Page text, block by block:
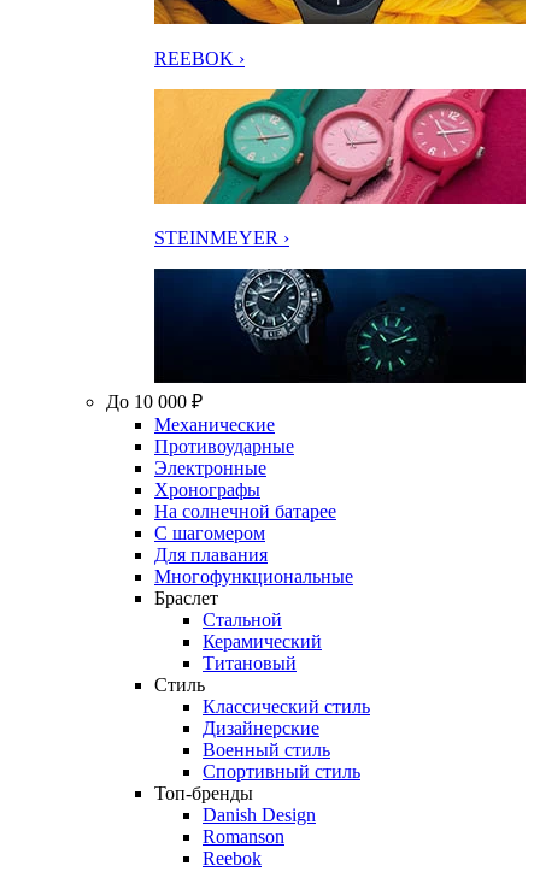
REEBOK ›
STEINMEYER ›
До 10 000 ₽
Механические
Противоударные
Электронные
Хронографы
На солнечной батарее
С шагомером
Для плавания
Многофункциональные
Браслет
Стальной
Керамический
Титановый
Стиль
Классический стиль
Дизайнерские
Военный стиль
Спортивный стиль
Топ-бренды
Danish Design
Romanson
Reebok